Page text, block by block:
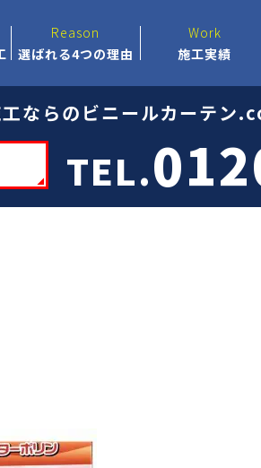
Reason
選ばれる4つの理由
Work
施工実績
ならのビニールカーテン
TEL.